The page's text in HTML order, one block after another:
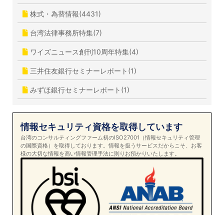
株式・為替情報(4431)
台湾法律事務所特集(7)
ワイズニュース創刊10周年特集(4)
三井住友銀行セミナーレポート(1)
みずほ銀行セミナーレポート(1)
情報セキュリティ資格を取得しています
台湾のコンサルティングファーム初のISO27001（情報セキュリティ管理
の国際資格）を取得しております。情報を扱うサービスだからこそ、お客
様の大切な情報を高い情報管理手法に則りお預かりいたします。